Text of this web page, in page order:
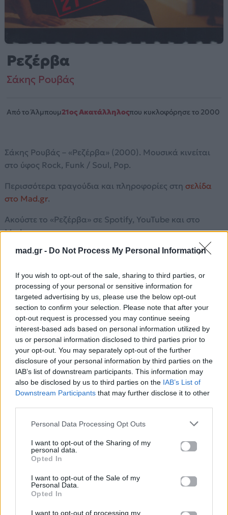
mad.gr - Do Not Process My Personal Information
If you wish to opt-out of the sale, sharing to third parties, or
processing of your personal or sensitive information for
targeted advertising by us, please use the below opt-out
section to confirm your selection. Please note that after your
opt-out request is processed you may continue seeing
interest-based ads based on personal information utilized by
us or personal information disclosed to third parties prior to
your opt-out. You may separately opt-out of the further
disclosure of your personal information by third parties on the
IAB’s list of downstream participants. This information may
also be disclosed by us to third parties on the IAB’s List of
Downstream Participants that may further disclose it to other
Personal Data Processing Opt Outs
I want to opt-out of the Sharing of my
personal data.
Opted In
I want to opt-out of the Sale of my
Personal Data.
Opted In
I want to opt-out of processing my
Ρεζέρβα
Σάκης Ρουβάς
Από το Άλμπουμ21ος Ακατάλληλοςπου κυκλοφόρησε το 2000
Σάκης Ρουβάς – «Ρεζέρβα» (2000). Μουσικά κινείται
στο ύφος Rock, Funk / Soul, Pop.
Περισσότερα τραγούδια και πληροφορίες στη σελίδα
στο Mad.gr.
Ακούστε το «Ρεζέρβα» σε Spotify, YouTube και στο
Mad.gr.
Στίχοι
Πάλι μαζεύεις τα πραγματάκια σου
κι εγκαταλείπεις τα φιλαράκια σου
Όμως αν μείνεις στο δρόμο
πάλι δε σε γλιτώνω
Η ρεζέρβα σου,
δε θα είμαι άλλο πια
η ρεζέρβα σου,
ποτέ μου, ποτέ ξανά
η ρεζέρβα σου
δε σου ξαναλέει: «Σ’ αγαπώ»
θέλεις να ψάξεις κάτι πιο ερωτικό
Μα όταν τελειώσουν οι γλύκες
θα καταλάβεις τι είχες